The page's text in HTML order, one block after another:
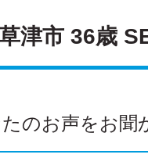
津市 36歳
のお声をお聞